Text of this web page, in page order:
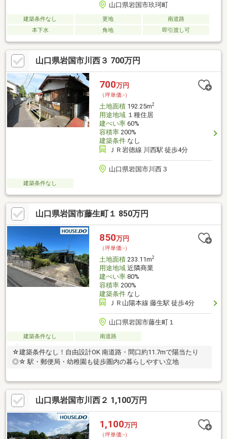
山口県岩国市玖珂町
建築条件なし 更地
南道路
本下水
角地 即引渡し可
山口県岩国市川西３ 700万円
700万円
（坪単価:-）
土地面積192.25m2
用途地域１種住居
建ぺい率60%
容積率200%
建築条件なし
ＪＲ岩徳線 川西駅 徒歩4分
山口県岩国市川西３
建築条件なし
山口県岩国市藤生町１ 850万円
850万円
（坪単価:-）
土地面積233.11m2
用途地域近隣商業
建ぺい率80%
容積率200%
建築条件なし
ＪＲ山陽本線 藤生駅 徒歩4分
山口県岩国市藤生町１
建築条件なし 南道路
☆建築条件なし！自由設計OK 南道路・間口約11.7mで陽当たり
◎☆ 駅・郵便局・幼稚園も徒歩圏内の暮らしやすい立地
山口県岩国市川西２ 1,100万円
1,100万円
（坪単価:-）